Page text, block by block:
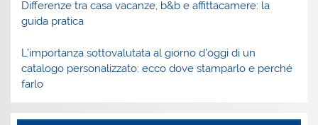
Differenze tra casa vacanze, b&b e affittacamere: la
guida pratica
L’importanza sottovalutata al giorno d’oggi di un
catalogo personalizzato: ecco dove stamparlo e perché
farlo